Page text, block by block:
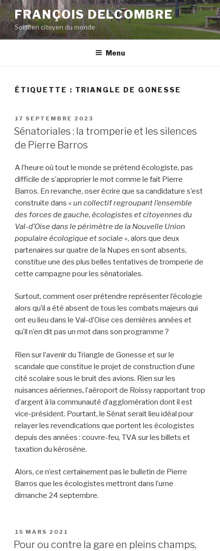
Aller
au
contenu
principal
FRANÇOIS DELCOMBRE
Soiséen citoyen du monde
Menu
ÉTIQUETTE : TRIANGLE DE GONESSE
PUBLIÉ
LE
17 SEPTEMBRE 2023
Sénatoriales : la tromperie et les silences
de Pierre Barros
A l’heure où tout le monde se prétend écologiste, pas
difficile de s’approprier le mot comme le fait Pierre
Barros. En revanche, oser écrire que sa candidature s’est
construite dans « un collectif regroupant l’ensemble
des forces de gauche, écologistes et citoyennes du
Val-d’Oise dans le périmètre de la Nouvelle Union
populaire écologique et sociale », alors que deux
partenaires sur quatre de la Nupes en sont absents,
constitue une des plus belles tentatives de tromperie de
cette campagne pour les sénatoriales.
Surtout, comment oser prétendre représenter l’écologie
alors qu’il a été absent de tous les combats majeurs qui
ont eu lieu dans le Val-d’Oise ces dernières années et
qu’il n’en dit pas un mot dans son programme ?
Rien sur l’avenir du Triangle de Gonesse et sur le
scandale que constitue le projet de construction d’une
cité scolaire sous le bruit des avions. Rien sur les
nuisances aériennes, l’aéroport de Roissy rapportant trop
d’argent à la communauté d’agglomération dont il est
vice-président. Pourtant, le Sénat serait lieu idéal pour
relayer les revendications que portent les écologistes
depuis des années : couvre-feu, TVA sur les billets et
taxation du kérosène.
Alors, ce n’est certainement pas le bulletin de Pierre
Barros que les écologistes mettront dans l’urne
dimanche 24 septembre.
PUBLIÉ
LE
15 MARS 2021
Pour ou contre la gare en pleins champs,